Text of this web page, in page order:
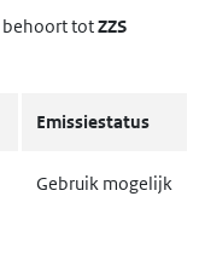
behoort totZZS
Emissiestatus
Gebruik mogelijk